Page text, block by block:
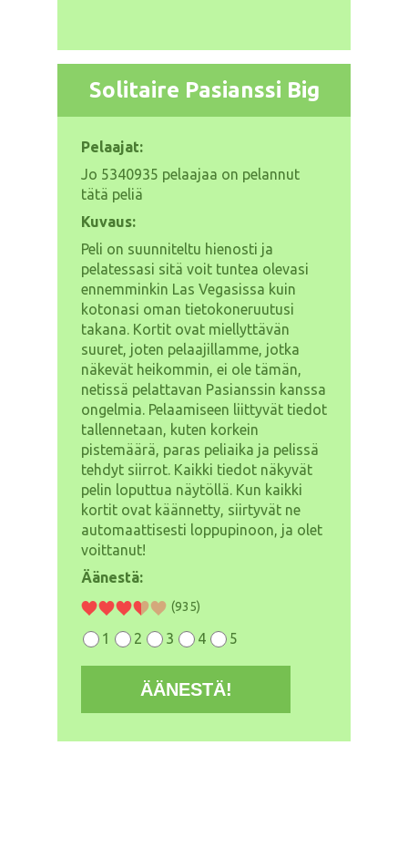
Solitaire Pasianssi Big
Pelaajat:
Jo 5340935 pelaajaa on pelannut
tätä peliä
Kuvaus:
Peli on suunniteltu hienosti ja
pelatessasi sitä voit tuntea olevasi
ennemminkin Las Vegasissa kuin
kotonasi oman tietokoneruutusi
takana. Kortit ovat miellyttävän
suuret, joten pelaajillamme, jotka
näkevät heikommin, ei ole tämän,
netissä pelattavan Pasianssin kanssa
ongelmia. Pelaamiseen liittyvät tiedot
tallennetaan, kuten korkein
pistemäärä, paras peliaika ja pelissä
tehdyt siirrot. Kaikki tiedot näkyvät
pelin loputtua näytöllä. Kun kaikki
kortit ovat käännetty, siirtyvät ne
automaattisesti loppupinoon, ja olet
voittanut!
Äänestä:
(935)
1 2 3 4 5